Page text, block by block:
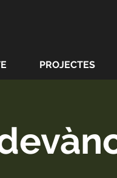
PROJECTES